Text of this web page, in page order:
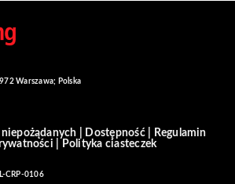
Warszawa; Polska
niepożądanych Dostępność|
Regulamin
Polityka ciasteczek
CRP-0106